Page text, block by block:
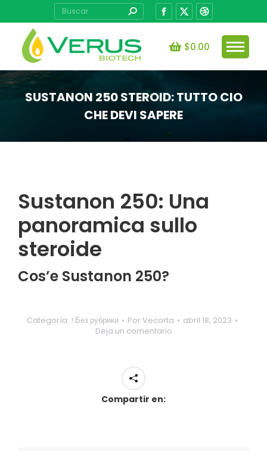
Buscar:
Facebook
opens
window
opens
window
opens
window
$0.00
SUSTANON 250 STEROID: TUTTO CIO
CHE DEVI SAPERE
Sustanon 250: Una
panoramica sullo
steroide
Cos’e Sustanon 250?
Categoría: ! Без рубрики Por Vecorta
abril 18, 2023
Deja un comentario
Compartir en: